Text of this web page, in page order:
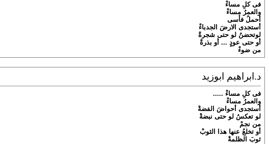
فى كل مساء
والعمر مساء
أحمل فأسى
أستجدى الارض الجدباء
لوتحضن لو حتى شجرة
أو حتى عود ... أو بذرة
من ضوء
د.ابراهيم ابوزيد
فى كل مساء .....
والعمر مساء
أستجدى أحواض الفضة
لو تعكس لو حتى نبضة
من نجم
أو تخلع عنها هذا الثوب
ثوبَ الظلمةْ